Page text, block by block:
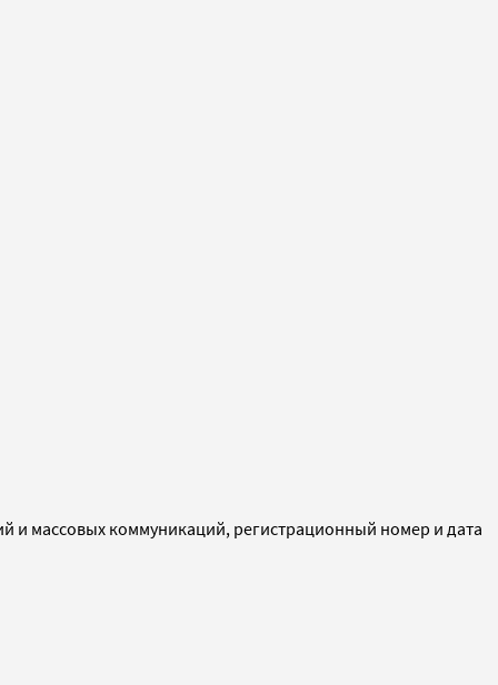
и массовых коммуникаций, регистрационный номер и дата